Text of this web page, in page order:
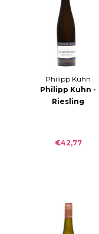
Philipp Kuhn
Philipp Kuhn -
Riesling
€42,77